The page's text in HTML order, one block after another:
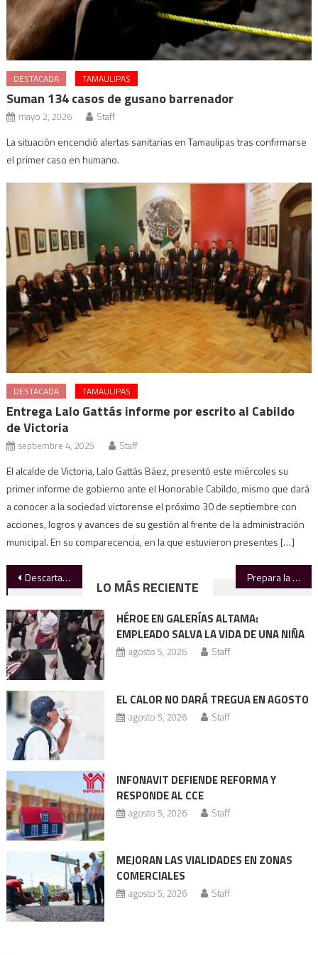
DESTACADA TAMAULIPAS
Suman 134 casos de gusano barrenador
mayo 2, 2026 Staff
La situación encendió alertas sanitarias en Tamaulipas tras confirmarse
el primer caso en humano.
DESTACADA TAMAULIPAS
Entrega Lalo Gattás informe por escrito al Cabildo
de Victoria
septiembre 4, 2025 Staff
El alcalde de Victoria, Lalo Gattás Báez, presentó este miércoles su
primer informe de gobierno ante el Honorable Cabildo, mismo que dará
a conocer a la sociedad victorense el próximo 30 de septiembre con
acciones, logros y avances de su gestión al frente de la administración
municipal. En su comparecencia, en la que estuvieron presentes […]
Navegación
de
entradas
Descarta Harfuch relación entre crimen organizado y Miss Universo Prepara la UAT ingreso de primera generación a la Preparatoria Virtual
LO MÁS RECIENTE
HÉROE EN GALERÍAS ALTAMA:
EMPLEADO SALVA LA VIDA DE UNA NIÑA
agosto 5, 2026 Staff
EL CALOR NO DARÁ TREGUA EN AGOSTO
agosto 5, 2026 Staff
INFONAVIT DEFIENDE REFORMA Y
RESPONDE AL CCE
agosto 5, 2026 Staff
MEJORAN LAS VIALIDADES EN ZONAS
COMERCIALES
agosto 5, 2026 Staff